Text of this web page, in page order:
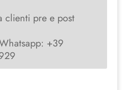
clienti pre e post
+39